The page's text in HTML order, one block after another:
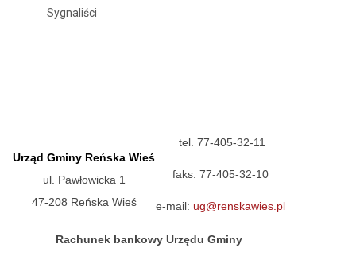
Sygnaliści
Urząd Gminy Reńska Wieś
ul. Pawłowicka 1
47-208 Reńska Wieś
tel. 77-405-32-11
faks. 77-405-32-10
e-mail: ug@renskawies.pl
Rachunek bankowy Urzędu Gminy